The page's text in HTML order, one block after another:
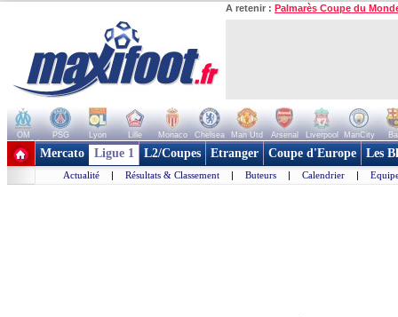
A retenir : Palmarès Coupe du
OM PSG Lyon Lille Monaco Chelsea Man Utd Arsenal Liverpool ManCity
+ de clubs
Mercato Ligue 1 L2/Coupes Etranger Coupe d'Europe Les
Actualité | Résultats & Classement | Buteurs | Calendrier |